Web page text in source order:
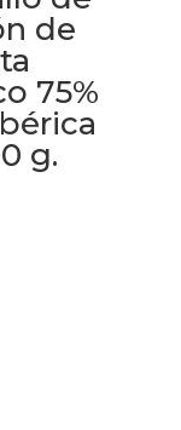
de
75%
g.